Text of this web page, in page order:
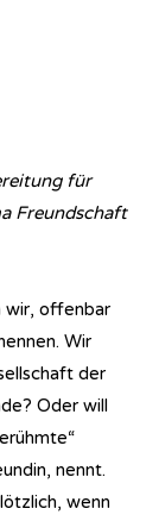
für
Freundschaft
wir, offenbar
Wir
der
Oder will
nennt.
wenn